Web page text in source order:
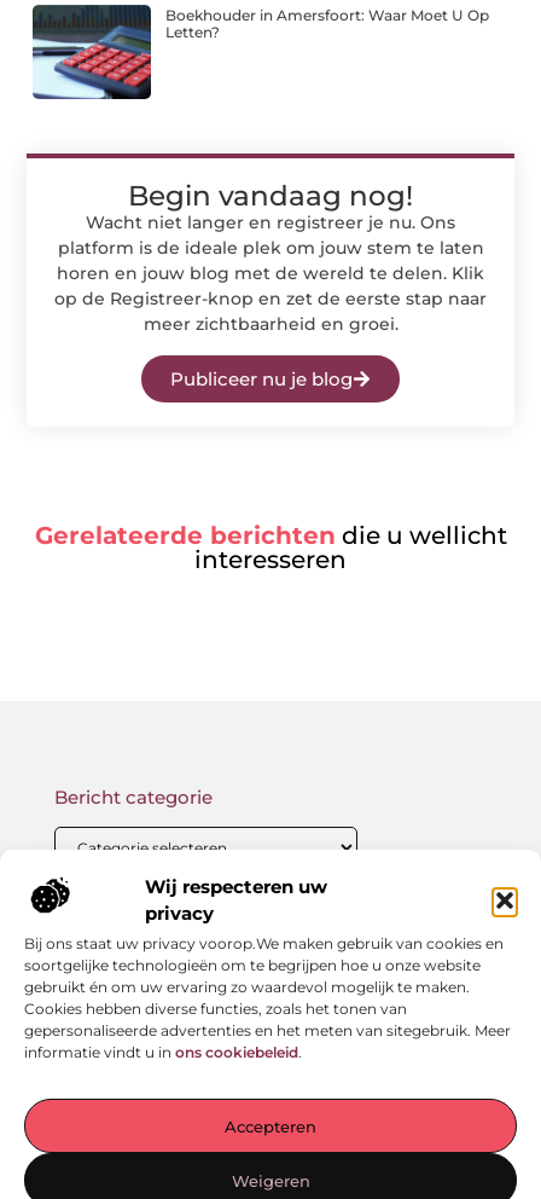
Wij respecteren uw
privacy
Bij ons staat uw privacy voorop.We maken gebruik van cookies en
soortgelijke technologieën om te begrijpen hoe u onze website
gebruikt én om uw ervaring zo waardevol mogelijk te maken.
Cookies hebben diverse functies, zoals het tonen van
gepersonaliseerde advertenties en het meten van sitegebruik. Meer
informatie vindt u in ons cookiebeleid.
Accepteren
Weigeren
Boekhouder in Amersfoort: Waar Moet U Op
Letten?
Begin vandaag nog!
Wacht niet langer en registreer je nu. Ons
platform is de ideale plek om jouw stem te laten
horen en jouw blog met de wereld te delen. Klik
op de Registreer-knop en zet de eerste stap naar
meer zichtbaarheid en groei.
Publiceer nu je blog
Gerelateerde berichten die u wellicht
interesseren
praktische adviezen en waardevolle kennis. Alles
overzichtelijk gebundeld op één plek. Begin vandaag nog
met ontdekken!
Onze informatie
Bericht categorie